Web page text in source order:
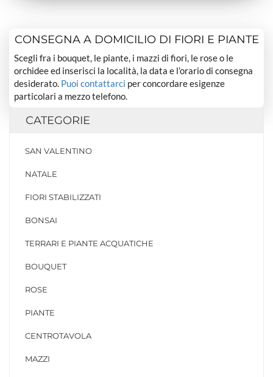
CONSEGNA A DOMICILIO DI FIORI E PIANTE
Scegli fra i bouquet, le piante, i mazzi di fiori, le rose o le
orchidee ed inserisci la località, la data e l’orario di consegna
desiderato. Puoi contattarci per concordare esigenze
particolari a mezzo telefono.
CATEGORIE
SAN VALENTINO
NATALE
FIORI STABILIZZATI
BONSAI
TERRARI E PIANTE ACQUATICHE
BOUQUET
ROSE
PIANTE
CENTROTAVOLA
MAZZI